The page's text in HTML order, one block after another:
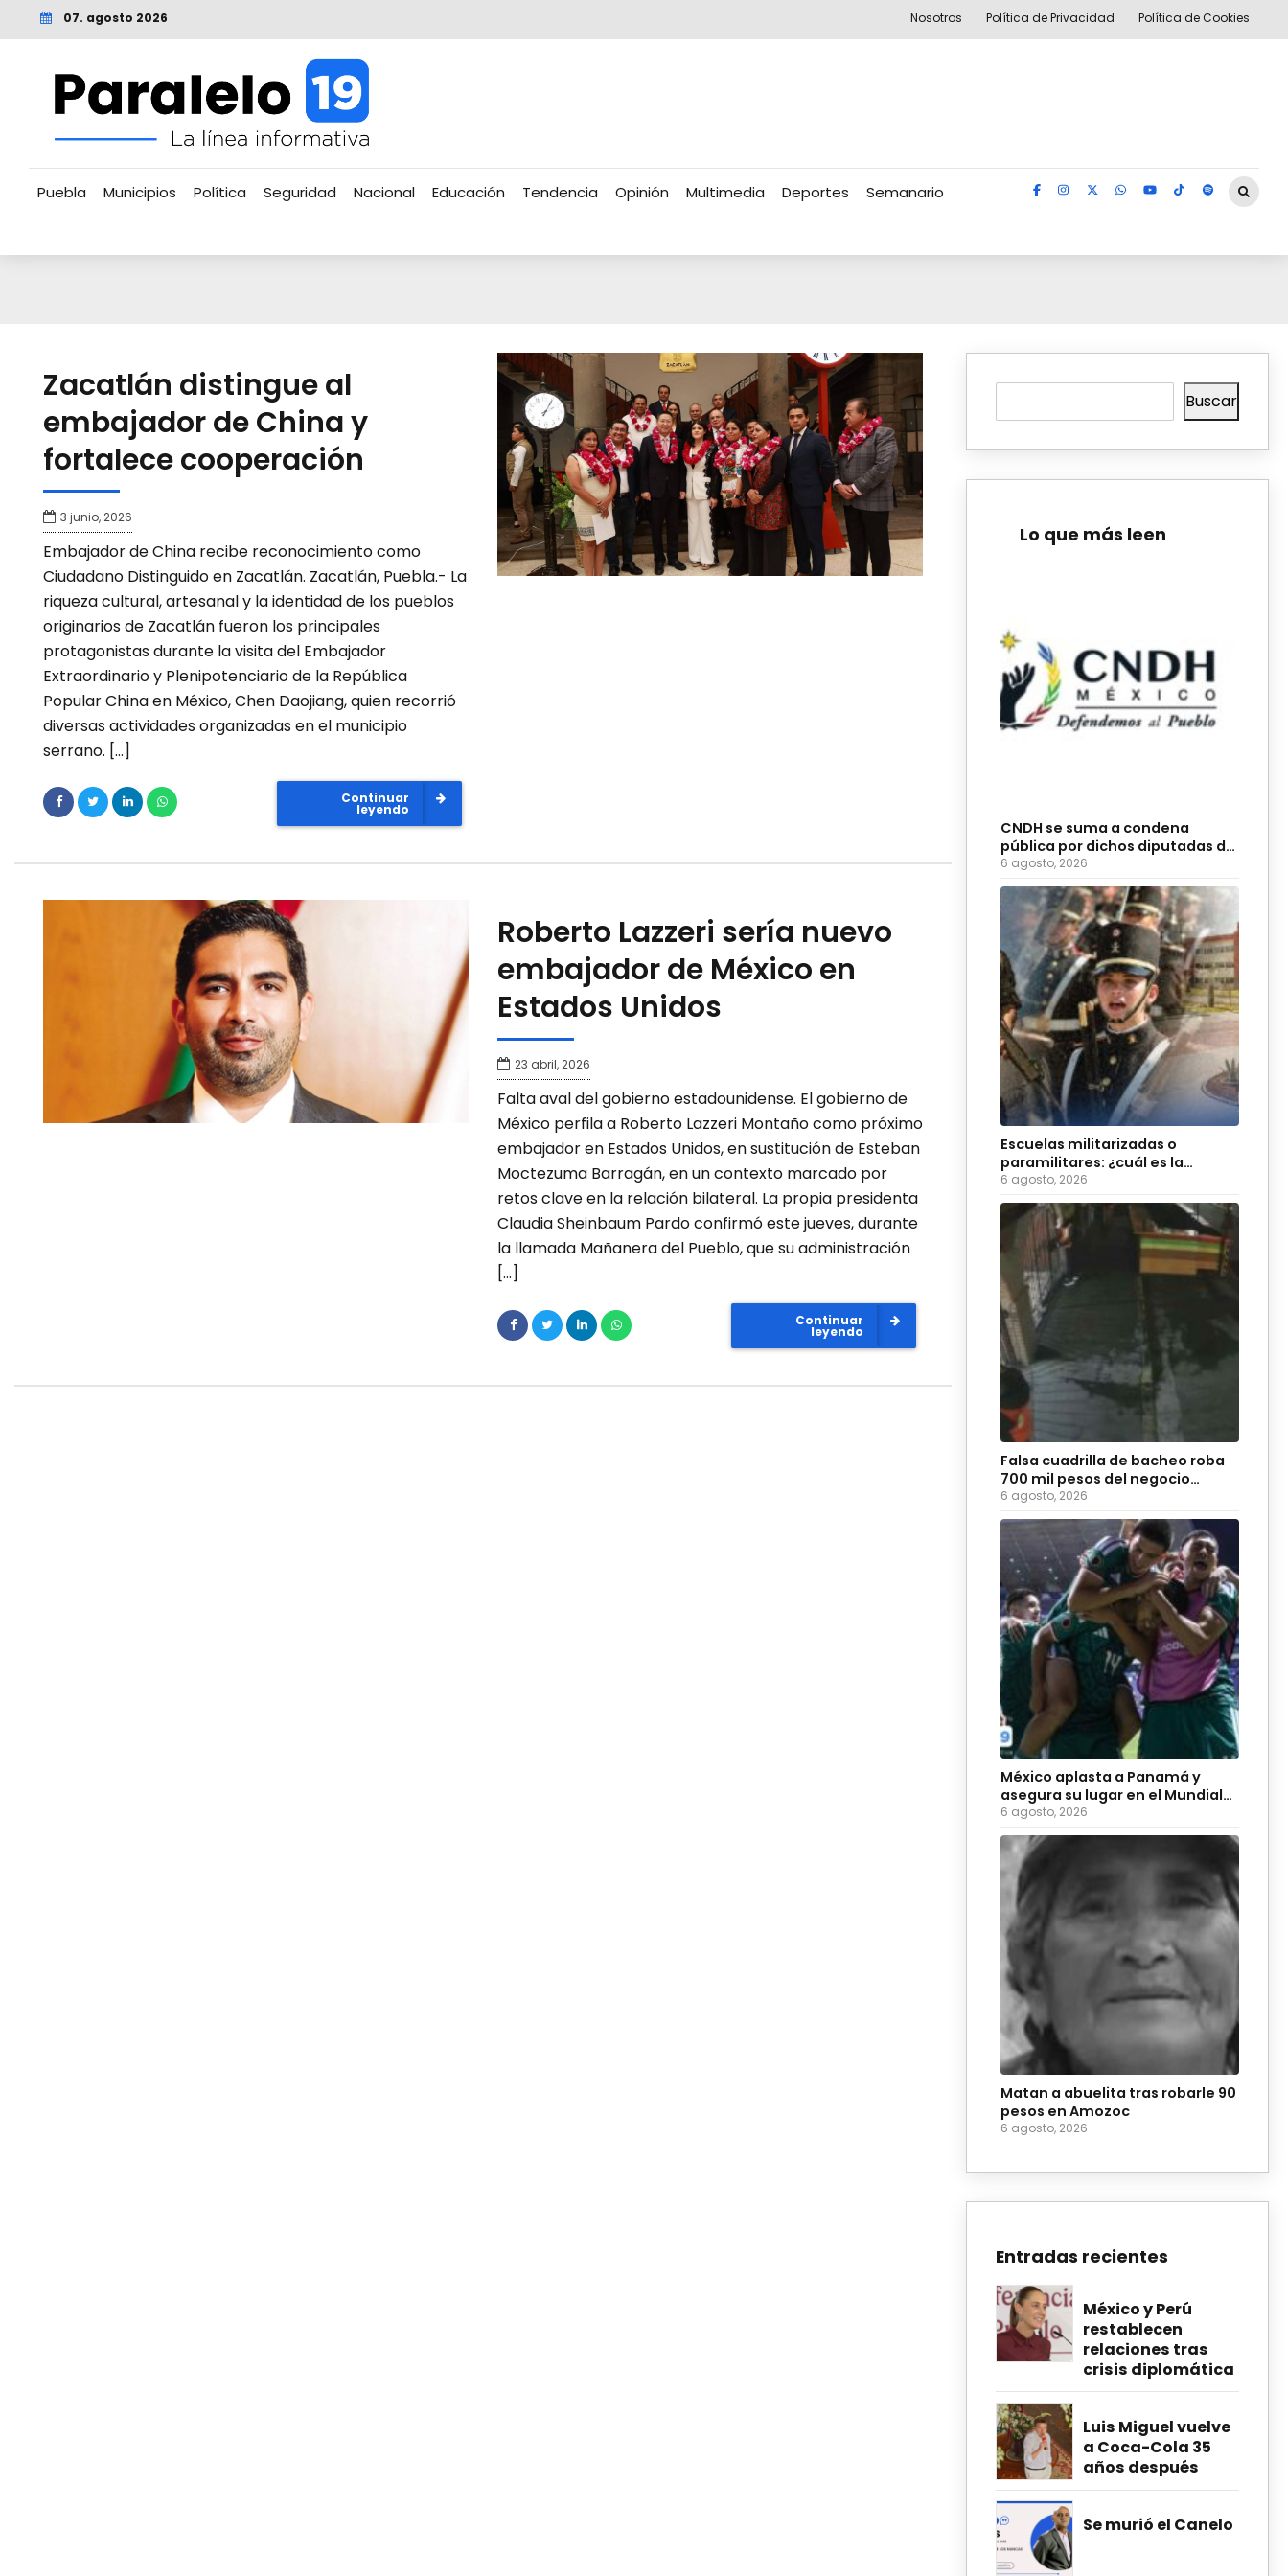
07. agosto 2026 Nosotros Política de Privacidad Política de Cookies
Puebla Municipios Política Seguridad Nacional Educación Tendencia Opinión Multimedia Deportes Semanario
Zacatlán distingue al
embajador de China y
fortalece cooperación
3 junio, 2026
Embajador de China recibe reconocimiento como
Ciudadano Distinguido en Zacatlán. Zacatlán, Puebla.- La
riqueza cultural, artesanal y la identidad de los pueblos
originarios de Zacatlán fueron los principales
protagonistas durante la visita del Embajador
Extraordinario y Plenipotenciario de la República
Popular China en México, Chen Daojiang, quien recorrió
diversas actividades organizadas en el municipio
serrano. […]
Continuar
leyendo
Roberto Lazzeri sería nuevo
embajador de México en
Estados Unidos
23 abril, 2026
Falta aval del gobierno estadounidense. El gobierno de
México perfila a Roberto Lazzeri Montaño como próximo
embajador en Estados Unidos, en sustitución de Esteban
Moctezuma Barragán, en un contexto marcado por
retos clave en la relación bilateral. La propia presidenta
Claudia Sheinbaum Pardo confirmó este jueves, durante
la llamada Mañanera del Pueblo, que su administración
[…]
Continuar
leyendo
Buscar
Lo que más leen
CNDH se suma a condena
pública por dichos diputadas de
Morena
6 agosto, 2026
Escuelas militarizadas o
paramilitares: ¿cuál es la
diferencia?
6 agosto, 2026
Falsa cuadrilla de bacheo roba
700 mil pesos del negocio
Coyote Burger
6 agosto, 2026
México aplasta a Panamá y
asegura su lugar en el Mundial
Sub-20 de 2027
6 agosto, 2026
Matan a abuelita tras robarle 90
pesos en Amozoc
6 agosto, 2026
Entradas recientes
México y Perú
restablecen
relaciones tras
crisis diplomática
Luis Miguel vuelve
a Coca-Cola 35
años después
Se murió el Canelo